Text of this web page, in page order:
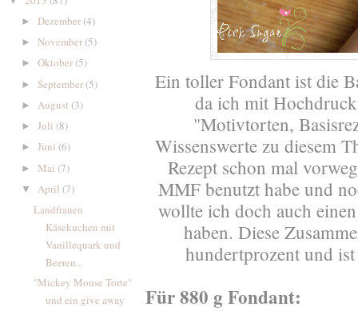
► Dezember(4)
► November(5)
► Oktober(5)
► September(5)
► August (3)
► Juli (8)
► Juni (6)
► Mai (7)
▼ April (7)
Landfrauen
Käsekuchen mit
Vanillequark und
Beeren...
"Mickey Mouse Torte"
und ein give away
Ein toller Fondant ist die
da ich mit
"Motivtorten,
Wissenswerte zu diesem
Rezept schon mal
MMF benutzt habe und
wollte ich doch auch
haben. Diese
hundertprozent und
Für 880 g Fondant: